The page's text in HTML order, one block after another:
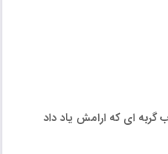
گربه ای که ارامش یاد داد